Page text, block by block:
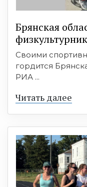
Брянская
Своими
гордится
РИА ...
Читать далее